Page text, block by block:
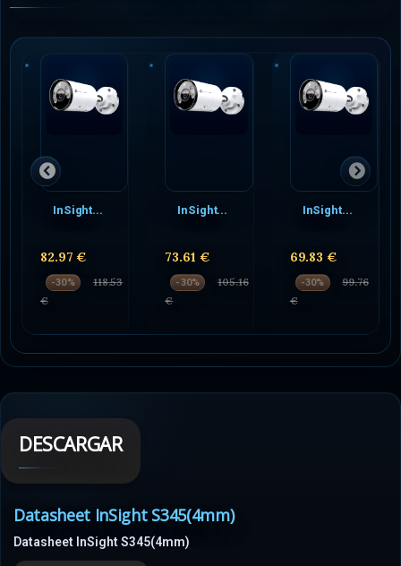
InSight...
82.97 €
-30%
118.53
€
InSight...
73.61 €
-30%
105.16
€
InSight...
69.83 €
-30%
99.76
€
DESCARGAR
Datasheet InSight S345(4mm)
Datasheet InSight S345(4mm)